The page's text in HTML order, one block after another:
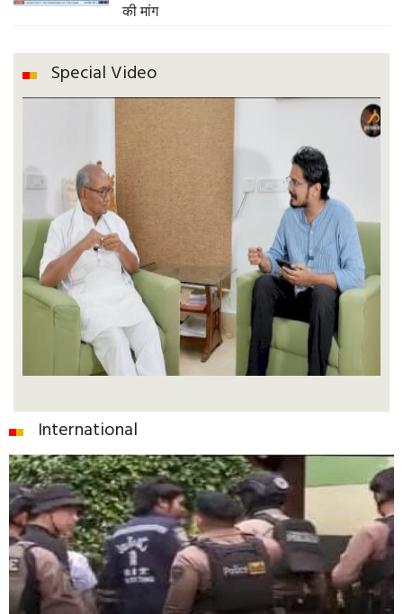
की मांग
Special Video
International